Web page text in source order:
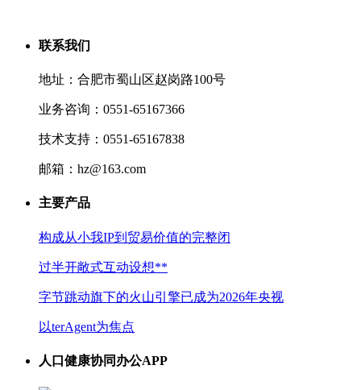
联系我们
地址：合肥市蜀山区赵岗路100号
业务咨询：0551-65167366
技术支持：0551-65167838
邮箱：hz@163.com
主要产品
构成从小我IP到贸易价值的完整闭
过半开敞式互动设想**
字节跳动旗下的火山引擎已成为2026年央视
以terAgent为焦点
人口健康协同办公APP